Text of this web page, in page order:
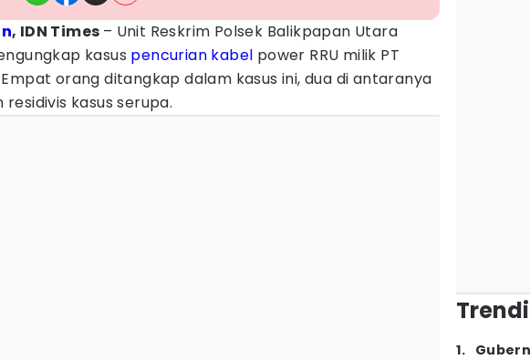
, IDN Times – Unit Reskrim Polsek Balikpapan Utara
kasus pencurian kabel power RRU milik PT
orang ditangkap dalam kasus ini, dua di antaranya
kasus serupa.
1.